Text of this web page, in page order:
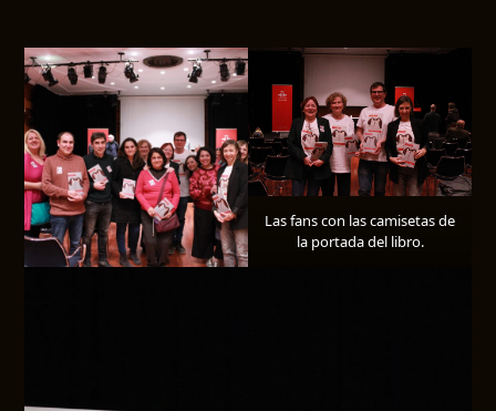
Las fans con las camisetas de
la portada del libro.